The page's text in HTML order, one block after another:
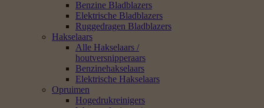
Benzine Bladblazers
Elektrische Bladblazers
Ruggedragen Bladblazers
Hakselaars
Alle Hakselaars /
houtversnipperaars
Benzinehakselaars
Elektrische Hakselaars
Opruimen
Hogedrukreinigers